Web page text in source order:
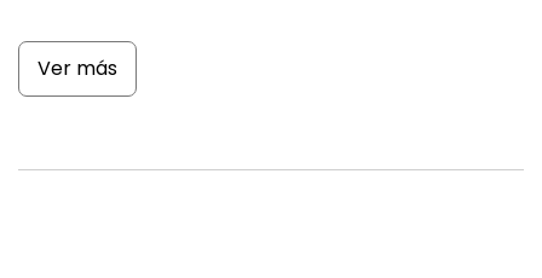
Ver más